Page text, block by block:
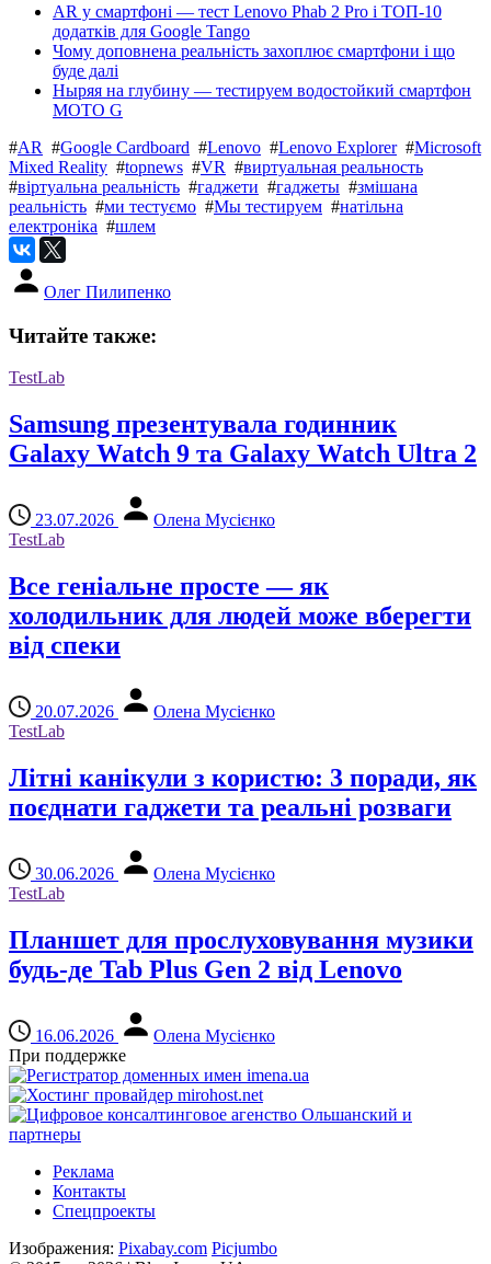
AR у смартфоні — тест Lenovo Phab 2 Pro і ТОП-10
додатків для Google Tango
Чому доповнена реальність захоплює смартфони і що
буде далі
Ныряя на глубину — тестируем водостойкий смартфон
MOTO G
#AR #Google Cardboard #Lenovo #Lenovo Explorer#Microsoft
Mixed Reality #topnews #VR #виртуальная реальность
#віртуальна реальність #гаджети #гаджеты #змішана
реальність #ми тестуємо #Мы тестируем #натільна
електроніка #шлем
Олег Пилипенко
Читайте также:
TestLab
Samsung презентувала годинник
Galaxy Watch 9 та Galaxy Watch Ultra 2
23.07.2026
Олена Мусієнко
TestLab
Все геніальне просте — як
холодильник для людей може вберегти
від спеки
20.07.2026
Олена Мусієнко
TestLab
Літні канікули з користю: 3 поради, як
поєднати гаджети та реальні розваги
30.06.2026
Олена Мусієнко
TestLab
Планшет для прослуховування музики
будь-де Tab Plus Gen 2 від Lenovo
16.06.2026
Олена Мусієнко
При поддержке
Реклама
Контакты
Спецпроекты
Изображения: Pixabay.com Picjumbo